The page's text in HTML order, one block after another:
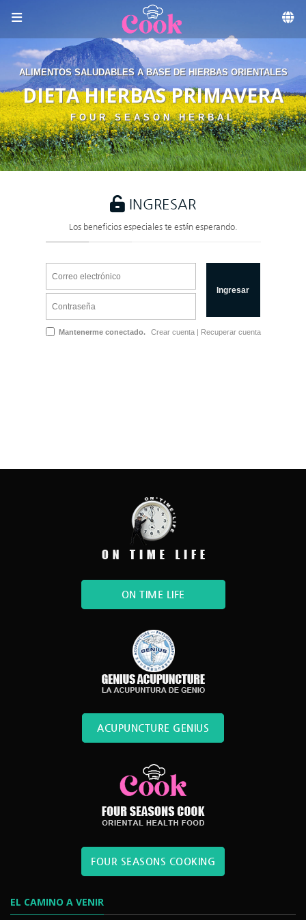
Skip to menu
ALIMENTOS SALUDABLES A BASE DE HIERBAS ORIENTALES
DIETA HIERBAS PRIMAVERA
FOUR SEASON HERBAL
INGRESAR
Los beneficios especiales te están esperando.
Mantenerme conectado. Crear cuenta| Recuperar cuenta
ON TIME LIFE
ACUPUNCTURE GENIUS
FOUR SEASONS COOKING
EL CAMINO A VENIR